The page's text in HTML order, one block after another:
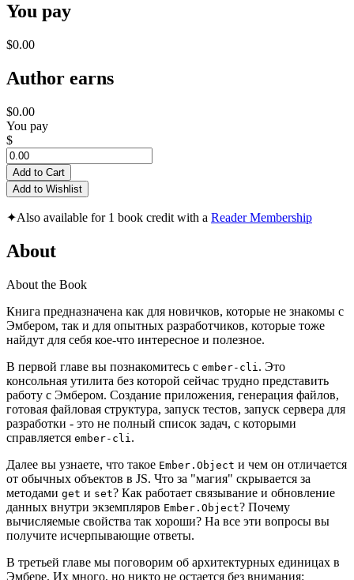
You pay
$0.00
Author earns
$0.00
You pay
$
Add to Cart
Add to Wishlist
✦Also available for 1 book credit with a Reader Membership
About
About the Book
Книга предназначена как для новичков, которые не знакомы с
Эмбером, так и для опытных разработчиков, которые тоже
найдут для себя кое-что интересное и полезное.
В первой главе вы познакомитесь с ember-cli . Это
консольная утилита без которой сейчас трудно представить
работу с Эмбером. Создание приложения, генерация файлов,
готовая файловая структура, запуск тестов, запуск сервера для
разработки - это не полный список задач, с которыми
справляется ember-cli .
Далее вы узнаете, что такое Ember.Object и чем он отличается
от обычных объектов в JS. Что за "магия" скрывается за
методами get и set? Как работает связывание и обновление
данных внутри экземпляров Ember.Object? Почему
вычисляемые свойства так хороши? На все эти вопросы вы
получите исчерпывающие ответы.
В третьей главе мы поговорим об архитектурных единицах в
Эмбере. Их много, но никто не остается без внимания: